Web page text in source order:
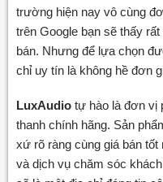
trường hiện nay vô cùng
trên Google bạn sẽ thấy
bán. Nhưng để lựa chọn
chỉ uy tín là không hề đơn
LuxAudiotự hào là đơn vị
thanh chính hãng. Sản
xứ rõ ràng cùng giá bán
và dịch vụ chăm sóc